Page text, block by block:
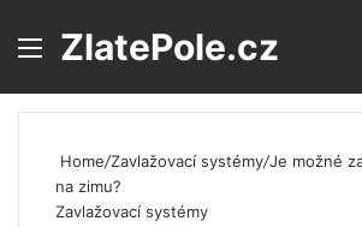
Menu
ZlatePole.cz
Home/Zavlažovací systémy/Je možné
na zimu?
Zavlažovací systémy